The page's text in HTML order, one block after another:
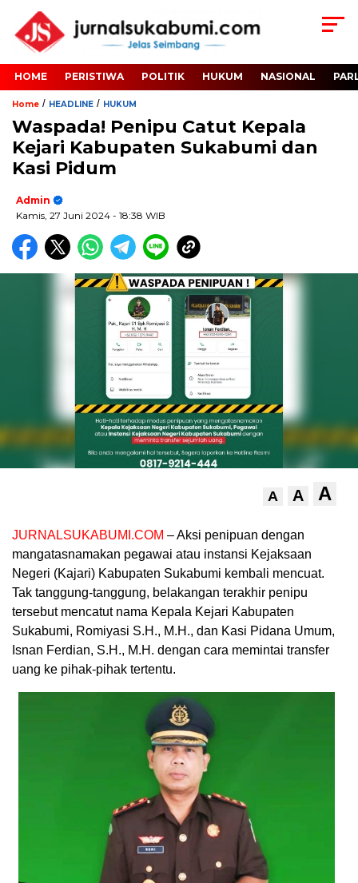
HOME PERISTIWA POLITIK HUKUM NASIONAL
Home / HEADLINE / HUKUM
Waspada! Penipu Catut Kepala
Kejari Kabupaten Sukabumi dan
Kasi Pidum
Admin
Kamis, 27 Juni 2024 - 18:38 WIB
A A A
JURNALSUKABUMI.COM – Aksi penipuan dengan
mangatasnamakan pegawai atau instansi Kejaksaan
Negeri (Kajari) Kabupaten Sukabumi kembali mencuat.
Tak tanggung-tanggung, belakangan terakhir penipu
tersebut mencatut nama Kepala Kejari Kabupaten
Sukabumi, Romiyasi S.H., M.H., dan Kasi Pidana Umum,
Isnan Ferdian, S.H., M.H. dengan cara memintai transfer
uang ke pihak-pihak tertentu.